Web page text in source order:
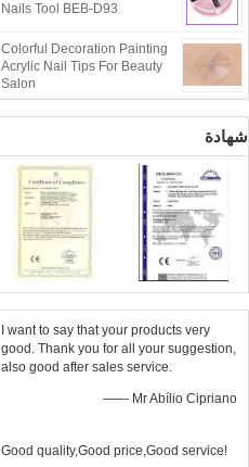
Nails Tool BEB-D93
Colorful Decoration Painting
Acrylic Nail Tips For Beauty
Salon
شهادة
I want to say that your products very
good. Thank you for all your suggestion,
also good after sales service.
—— Mr Abílio Cipriano
Good quality,Good price,Good service!